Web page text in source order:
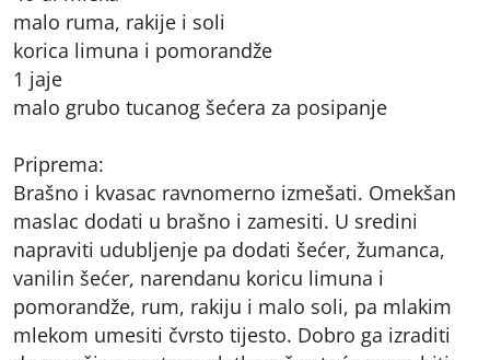
malo ruma, rakije i soli
korica limuna i pomorandže
1 jaje
malo grubo tucanog šećera za posipanje
Priprema:
Brašno i kvasac ravnomerno izmešati. Omekšan
maslac dodati u brašno i zamesiti. U sredini
napraviti udubljenje pa dodati šećer, žumanca,
vanilin šećer, narendanu koricu limuna i
pomorandže, rum, rakiju i malo soli, pa mlakim
mlekom umesiti čvrsto tijesto. Dobro ga izraditi